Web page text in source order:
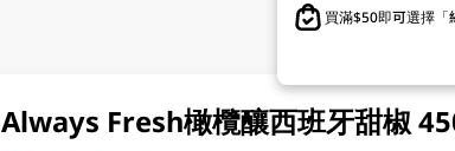
買滿$50即可選擇「
Always Fresh橄欖釀西班牙甜椒